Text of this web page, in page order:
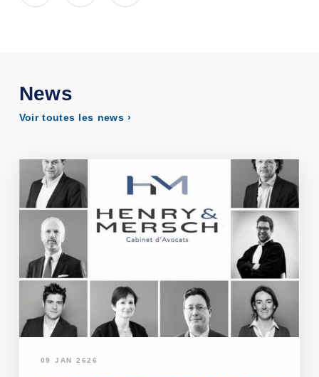
News
Voir toutes les news ›
09 JAN 2626